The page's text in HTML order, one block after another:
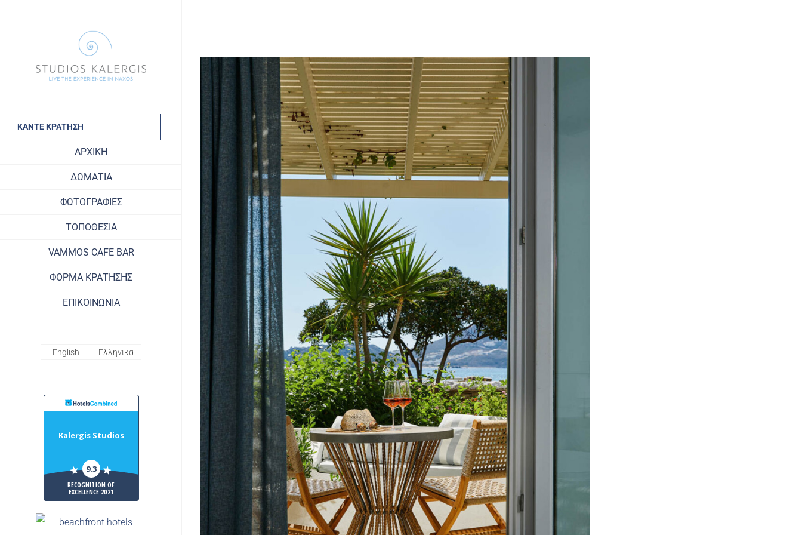
ΚΑΝΤΕ ΚΡΑΤΗΣΗ
ΑΡΧΙΚΗ
ΔΩΜΑΤΙΑ
ΦΩΤΟΓΡΑΦΙΕΣ
ΤΟΠΟΘΕΣΙΑ
VAMMOS CAFE BAR
ΦΟΡΜΑ ΚΡΑΤΗΣΗΣ
ΕΠΙΚΟΙΝΩΝΙΑ
English Ελληνικα
HotelsCombiled
Kalergis Studios
9.3
RECOGNITION OF
EXCELLENCE 2021
View
Larger
Image